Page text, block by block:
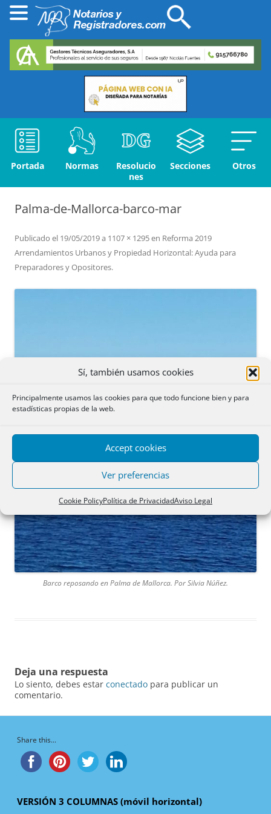
Sí, también usamos cookies
Principalmente usamos las cookies para que todo funcione bien y para
estadísticas propias de la web.
Accept cookies
Ver preferencias
Cookie PolicyPolítica de PrivacidadAviso Legal
Portada Normas
Resolucio
nes
Secciones Otros
Palma-de-Mallorca-barco-mar
Publicado el 19/05/2019a 1107 × 1295en Reforma 2019
Arrendamientos Urbanos y Propiedad Horizontal: Ayuda para
Preparadores y Opositores.
Barco reposando en Palma de Mallorca. Por Silvia Núñez.
Deja una respuesta
Lo siento, debes estar conectado para publicar un
comentario.
Share this...
VERSIÓN 3 COLUMNAS (móvil horizontal)